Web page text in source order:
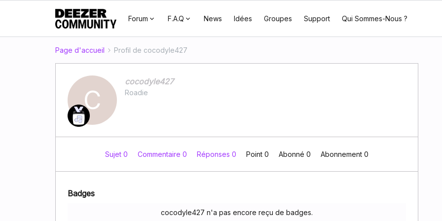
Forum F.A.Q News Idées Groupes Support Qui Sommes-Nous ?
Page d'accueil Profil de cocodyle427
C
cocodyle427
Roadie
Sujet 0 Commentaire 0 Réponses 0 Point 0 Abonné 0 Abonnement 0
Badges
cocodyle427 n'a pas encore reçu de badges.